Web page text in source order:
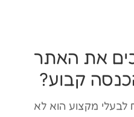
את האתר
קבוע?
לבעלי מקצוע הוא לא